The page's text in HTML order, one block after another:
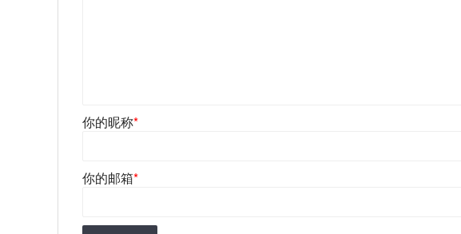
你的昵称*
你的邮箱*